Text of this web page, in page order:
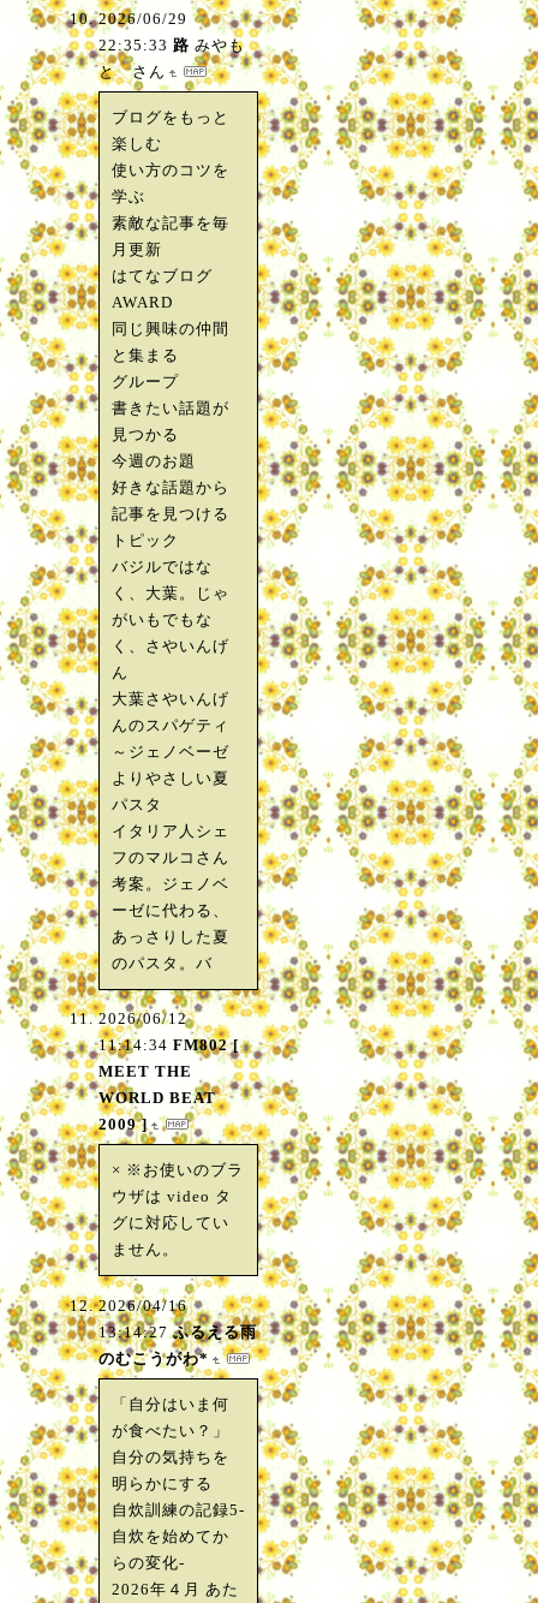
2026/06/29
22:35:33 路 みやも
と さん
ブログをもっと
楽しむ
使い方のコツを
学ぶ
素敵な記事を毎
月更新
はてなブログ
AWARD
同じ興味の仲間
と集まる
グループ
書きたい話題が
見つかる
今週のお題
好きな話題から
記事を見つける
トピック
バジルではな
く、大葉。じゃ
がいもでもな
く、さやいんげ
ん
大葉さやいんげ
んのスパゲティ
～ジェノベーゼ
よりやさしい夏
パスタ
イタリア人シェ
フのマルコさん
考案。ジェノベ
ーゼに代わる、
あっさりした夏
のパスタ。バ
2026/06/12
11:14:34 FM802 [
MEET THE
WORLD BEAT
2009 ]
× ※お使いのブラ
ウザは video タ
グに対応してい
ません。
2026/04/16
13:14:27 ふるえる雨
のむこうがわ*
「自分はいま何
が食べたい？」
自分の気持ちを
明らかにする
自炊訓練の記録5-
自炊を始めてか
らの変化-
2026年４月 あた